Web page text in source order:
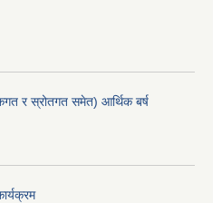
र स्रोतगत समेत) आर्थिक बर्ष